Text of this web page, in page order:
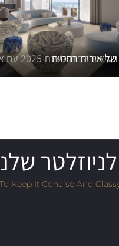
לשנת 2025 עם איתמר לוי
אירית רחמים
Keep It Concise And